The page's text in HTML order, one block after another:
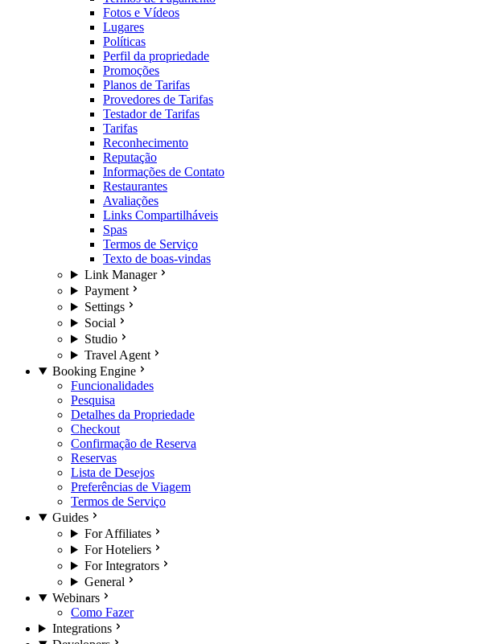
Fotos e Vídeos
Lugares
Políticas
Perfil da propriedade
Promoções
Planos de Tarifas
Provedores de Tarifas
Testador de Tarifas
Tarifas
Reconhecimento
Reputação
Informações de Contato
Restaurantes
Avaliações
Links Compartilháveis
Spas
Termos de Serviço
Texto de boas-vindas
Link Manager
Payment
Settings
Social
Studio
Travel Agent
Booking Engine
Funcionalidades
Pesquisa
Detalhes da Propriedade
Checkout
Confirmação de Reserva
Reservas
Lista de Desejos
Preferências de Viagem
Termos de Serviço
Guides
For Affiliates
For Hoteliers
For Integrators
General
Webinars
Como Fazer
Integrations